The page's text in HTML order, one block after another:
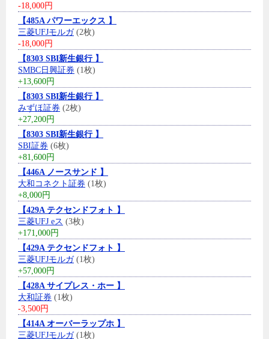
-18,000円
【485A パワーエックス 】
三菱UFJモルガ(2枚)
-18,000円
【8303 SBI新生銀行 】
SMBC日興証券 (1枚)
+13,600円
【8303 SBI新生銀行 】
みずほ証券 (2枚)
+27,200円
【8303 SBI新生銀行 】
SBI証券 (6枚)
+81,600円
【446A ノースサンド 】
大和コネクト証券 (1枚)
+8,000円
【429A テクセンドフォト 】
三菱UFJ eス (3枚)
+171,000円
【429A テクセンドフォト 】
三菱UFJモルガ(1枚)
+57,000円
【428A サイプレス・ホー 】
大和証券 (1枚)
-3,500円
【414A オーバーラップホ 】
三菱UFJモルガ(1枚)